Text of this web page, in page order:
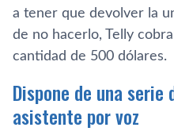
a tener que devolver la
de no hacerlo, Telly
cantidad de 500 dólares.
Dispone de una
asistente por voz